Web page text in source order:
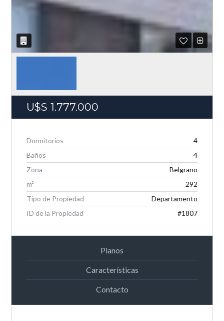
U$S1.777.000
Dormitorios
4
Baños
4
Zona
Belgrano
m²
292
Tipo de Propiedad
Departamento
ID de la Propiedad
#1807
Planos
Características
Contacto